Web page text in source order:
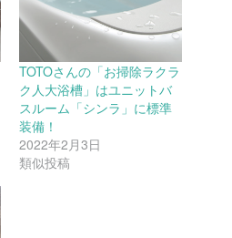
TOTOさんの「お掃除ラクラ
ク人大浴槽」はユニットバ
スルーム「シンラ」に標準
装備！
2022年2月3日
類似投稿